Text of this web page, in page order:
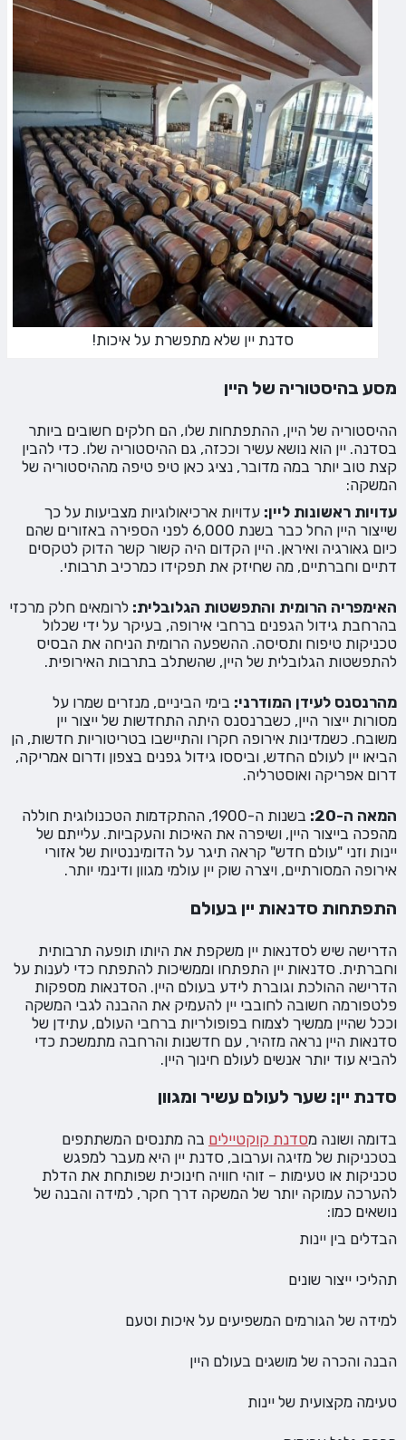
סדנת יין שלא מתפשרת על איכות!
מסע בהיסטוריה של היין
ההיסטוריה של היין, ההתפתחות שלו, הם חלקים חשובים ביותר
בסדנה. יין הוא נושא עשיר וככזה, גם ההיסטוריה שלו. כדי להבין
קצת טוב יותר במה מדובר, נציג כאן טיפ טיפה מההיסטוריה של
המשקה:
עדויות ראשונות ליין: עדויות ארכיאולוגיות מצביעות על כך
שייצור היין החל כבר בשנת 6,000 לפני הספירה באזורים שהם
כיום גאורגיה ואיראן. היין הקדום היה קשור קשר הדוק לטקסים
דתיים וחברתיים, מה שחיזק את תפקידו כמרכיב תרבותי.
האימפריה הרומית והתפשטות הגלובלית: לרומאים חלק מרכזי
בהרחבת גידול הגפנים ברחבי אירופה, בעיקר על ידי שכלול
טכניקות טיפוח ותסיסה. ההשפעה הרומית הניחה את הבסיס
להתפשטות הגלובלית של היין, שהשתלב בתרבות האירופית.
מהרנסנס לעידן המודרני: בימי הביניים, מנזרים שמרו על
מסורות ייצור היין, כשברנסנס היתה התחדשות של ייצור יין
משובח. כשמדינות אירופה חקרו והתיישבו בטריטוריות חדשות, הן
הביאו יין לעולם החדש, וביססו גידול גפנים בצפון ודרום אמריקה,
דרום אפריקה ואוסטרליה.
המאה ה-20:
בשנות ה-1900, ההתקדמות הטכנולוגית חוללה
מהפכה בייצור היין, ושיפרה את האיכות והעקביות. עלייתם של
יינות וזני "עולם חדש" קראה תיגר על הדומיננטיות של אזורי
אירופה המסורתיים, ויצרה שוק יין עולמי מגוון ודינמי יותר.
התפתחות סדנאות יין בעולם
הדרישה שיש לסדנאות יין משקפת את היותו תופעה תרבותית
וחברתית. סדנאות יין התפתחו וממשיכות להתפתח כדי לענות על
הדרישה ההולכת וגוברת לידע בעולם היין. הסדנאות מספקות
פלטפורמה חשובה לחובבי יין להעמיק את ההבנה לגבי המשקה
וככל שהיין ממשיך לצמוח בפופולריות ברחבי העולם, עתידן של
סדנאות היין נראה מזהיר, עם חדשנות והרחבה מתמשכת כדי
להביא עוד יותר אנשים לעולם חינוך היין.
סדנת יין: שער לעולם עשיר ומגוון
בדומה ושונה מסדנת קוקטיילים בה מתנסים המשתתפים
בטכניקות של מזיגה וערבוב, סדנת יין היא מעבר למפגש
טכניקות או טעימות – זוהי חוויה חינוכית שפותחת את הדלת
להערכה עמוקה יותר של המשקה דרך חקר, למידה והבנה של
נושאים כמו:
הבדלים בין יינות
תהליכי ייצור שונים
למידה של הגורמים המשפיעים על איכות וטעם
הבנה והכרה של מושגים בעולם היין
טעימה מקצועית של יינות